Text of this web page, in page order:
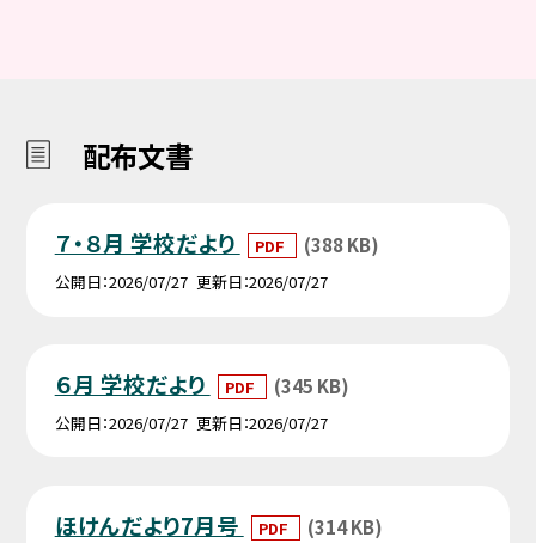
配布文書
７・８月 学校だより PDF (388 KB)
公開日 2026/07/27 更新日 2026/07/27
６月 学校だより PDF (345 KB)
公開日 2026/07/27 更新日 2026/07/27
ほけんだより7月号 PDF (314 KB)